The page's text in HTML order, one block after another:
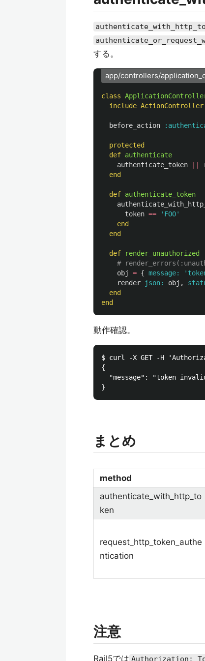
する。
app/controllers/
class
include ActionController
before_action
protected
def authenticate
authenticate_token
end
def authenticate_token
token ==
'FOO'
end
end
def
render_unauthorized
#
obj
= { message:
render
json: obj ,
end
end
動作確認。
$ curl -X GET
{
"message": "token
まとめ
method
authenticate_with_http_to
ken
request_http_token_authe
ntication
注意
Rail5では Authorization: